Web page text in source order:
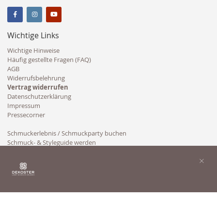
Wichtige Links
Wichtige Hinweise
Häufig gestellte Fragen (FAQ)
AGB
Widerrufsbelehrung
Vertrag widerrufen
Datenschutzerklärung
Impressum
Pressecorner
Schmuckerlebnis / Schmuckparty buchen
Schmuck- & Styleguide werden
×